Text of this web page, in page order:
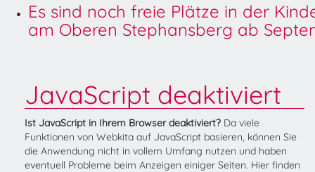
Es sind noch freie Plätze in der
am Oberen Stephansberg ab
JavaScript deaktiviert
Ist JavaScript in Ihrem Browser deaktiviert? Da viele
Funktionen von Webkita auf JavaScript basieren, können Sie
die Anwendung nicht in vollem Umfang nutzen und haben
eventuell Probleme beim Anzeigen einiger Seiten. Hier finden